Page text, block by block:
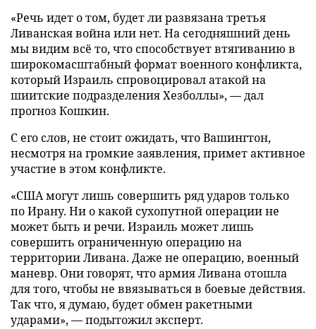
«Речь идет о том, будет ли развязана третья
Ливанская война или нет. На сегодняшний день
мы видим всё то, что способствует втягиванию в
широкомасштабный формат военного конфликта,
который Израиль спровоцировал атакой на
шиитские подразделения Хезболлы», — дал
прогноз Кошкин.
С его слов, не стоит ожидать, что Вашингтон,
несмотря на громкие заявления, примет активное
участие в этом конфликте.
«США могут лишь совершить ряд ударов только
по Ирану. Ни о какой сухопутной операции не
может быть и речи. Израиль может лишь
совершить ограниченную операцию на
территории Ливана. Даже не операцию, военный
маневр. Они говорят, что армия Ливана отошла
для того, чтобы не ввязываться в боевые действия.
Так что, я думаю, будет обмен ракетными
ударами», — подытожил эксперт.